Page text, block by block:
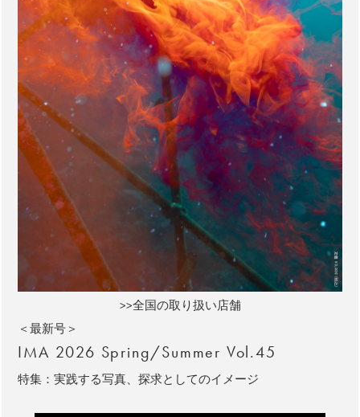
>>全国の取り扱い店舗
＜最新号＞
IMA 2026 Spring/Summer Vol.45
特集：実践する写真、探求としてのイメージ